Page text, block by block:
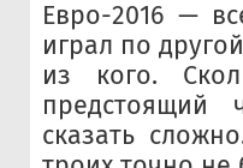
Евро-2016 —
играл по
из кого.
предстоящий
сказать